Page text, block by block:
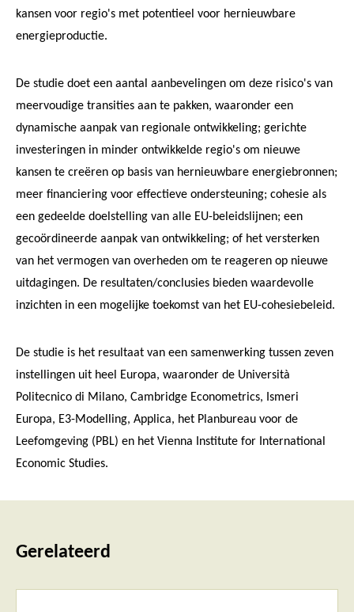
kansen voor regio's met potentieel voor hernieuwbare
energieproductie.
De studie doet een aantal aanbevelingen om deze risico's van
meervoudige transities aan te pakken, waaronder een
dynamische aanpak van regionale ontwikkeling; gerichte
investeringen in minder ontwikkelde regio's om nieuwe
kansen te creëren op basis van hernieuwbare energiebronnen;
meer financiering voor effectieve ondersteuning; cohesie als
een gedeelde doelstelling van alle EU-beleidslijnen; een
gecoördineerde aanpak van ontwikkeling; of het versterken
van het vermogen van overheden om te reageren op nieuwe
uitdagingen. De resultaten/conclusies bieden waardevolle
inzichten in een mogelijke toekomst van het EU-cohesiebeleid.
De studie is het resultaat van een samenwerking tussen zeven
instellingen uit heel Europa, waaronder de Università
Politecnico di Milano, Cambridge Econometrics, Ismeri
Europa, E3-Modelling, Applica, het Planbureau voor de
Leefomgeving (PBL) en het Vienna Institute for International
Economic Studies.
Gerelateerd